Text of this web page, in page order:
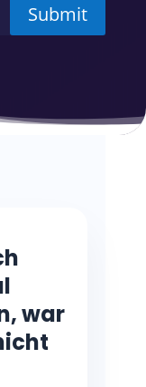
Submit
war